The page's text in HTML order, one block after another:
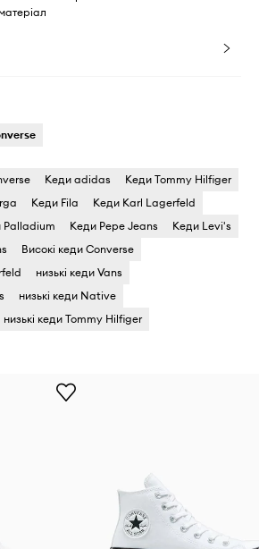
Кеди adidas
Кеди Tommy Hilfiger
Кеди Fila
Кеди Karl Lagerfeld
Palladium Кеди Pepe Jeans
Кеди Levi's
Високі кеди Converse
низькі кеди Vans
низькі кеди Native
низькі кеди Tommy Hilfiger